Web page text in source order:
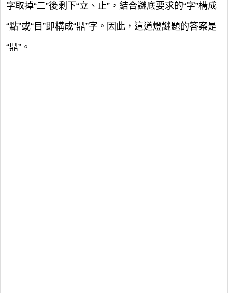
字取掉“二”後剩下“立、止”，結合謎底要求的“字”構成
“點”或“目”即構成“鼎”字。因此，這道燈謎題的答案是
“鼎”。